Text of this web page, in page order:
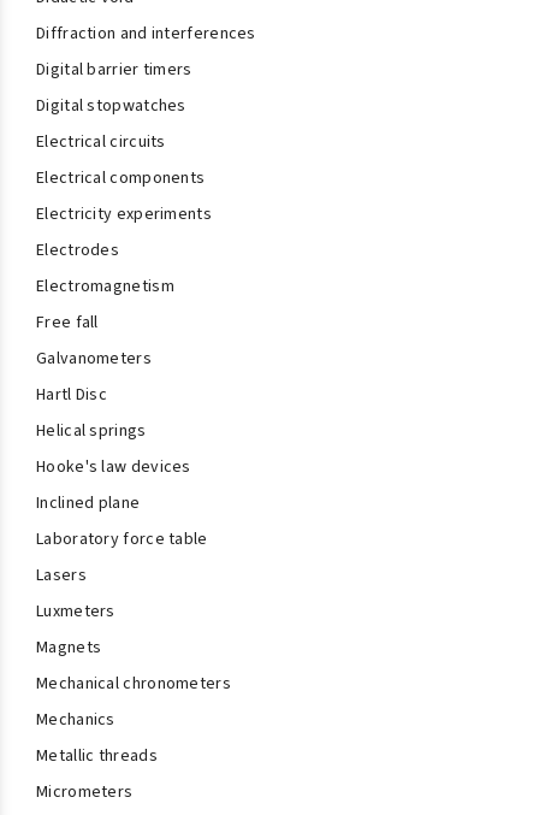
Diffraction and interferences
Digital barrier timers
Digital stopwatches
Electrical circuits
Electrical components
Electricity experiments
Electrodes
Electromagnetism
Free fall
Galvanometers
Hartl Disc
Helical springs
Hooke's law devices
Inclined plane
Laboratory force table
Lasers
Luxmeters
Magnets
Mechanical chronometers
Mechanics
Metallic threads
Micrometers